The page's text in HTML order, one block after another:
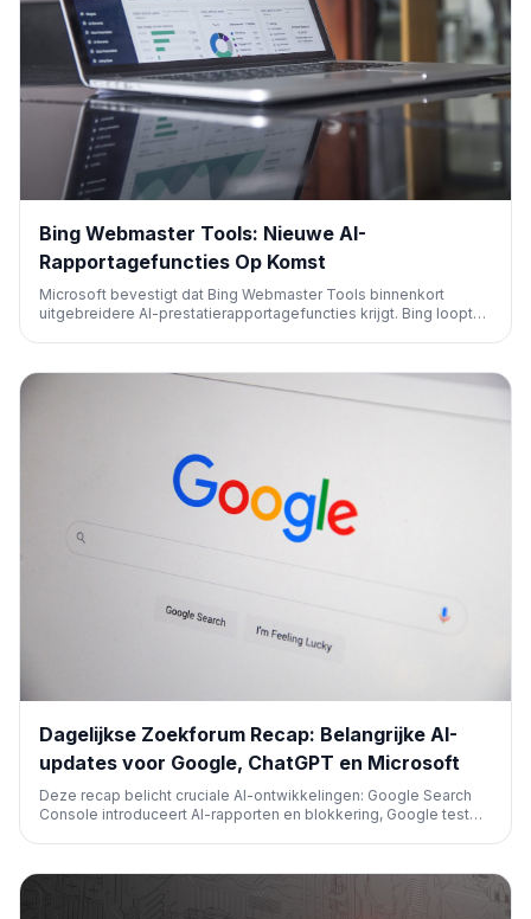
Bing Webmaster Tools: Nieuwe AI-
Rapportagefuncties Op Komst
Microsoft bevestigt dat Bing Webmaster Tools binnenkort
uitgebreidere AI-prestatierapportagefuncties krijgt. Bing loopt
professionals kunnen meer inzichten verwachten.
Dagelijkse Zoekforum Recap: Belangrijke AI-
updates voor Google, ChatGPT en Microsoft
Deze recap belicht cruciale AI-ontwikkelingen: Google Search
Console introduceert AI-rapporten en blokkering, Google test
'Scout'. Ook Google Hotel Ads ziet veranderingen.